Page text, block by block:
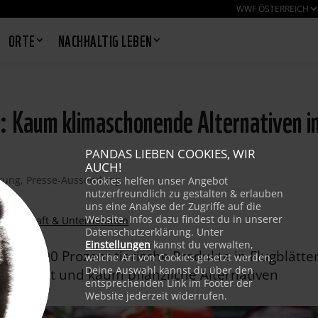
WWF ÖSTERREICH
ORTE NACHHALTIG LEBEN
klimaschonende Alternativen
, Presse-Aussendung
Wirtschaft & Unternehmen
90 Prozent tierische Produkte in
und kaum pflanzliche Alternativen
PANDAS LIEBEN COOKIES, WIR
AUCH!
Cookies helfen unser Angebot
nutzerfreundlich zu gestalten & erlauben
uns eine Analyse der Zugriffe auf die
Website. Infos dazu findest du in unserer
Datenschutzerklärung. Unter
Einstellungen kannst du verwalten,
welche Art von Cookies gesetzt werden.
Deine Auswahl kannst du über den
entsprechenden Link im Footer der
Website jederzeit widerrufen.